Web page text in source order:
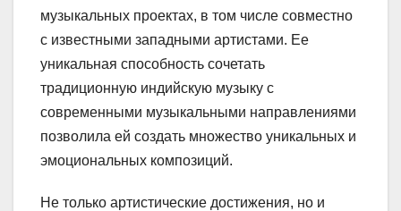
музыкальных проектах, в том числе совместно
с известными западными артистами. Ее
уникальная способность сочетать
традиционную индийскую музыку с
современными музыкальными направлениями
позволила ей создать множество уникальных и
эмоциональных композиций.
Не только артистические достижения, но и